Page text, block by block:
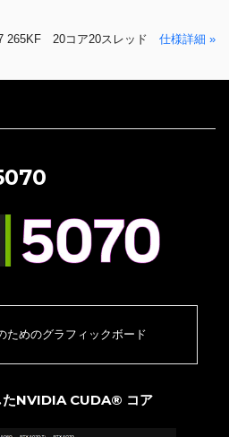
265KF 20コア20スレッド 仕様詳細 »
ためのグラフィックボード
たNVIDIA CUDA® コア